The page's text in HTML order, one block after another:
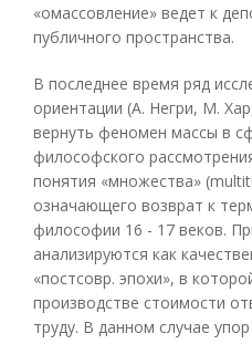
«омассовление» ведет к
публичного пространства.
В последнее время ряд
ориентации (А. Негри, М.
вернуть феномен массы в
философского
понятия «множества»
означающего возврат к
философии 16 - 17 веков.
анализируются как
«постсовр. эпохи», в
производстве стоимости
труду. В данном случае